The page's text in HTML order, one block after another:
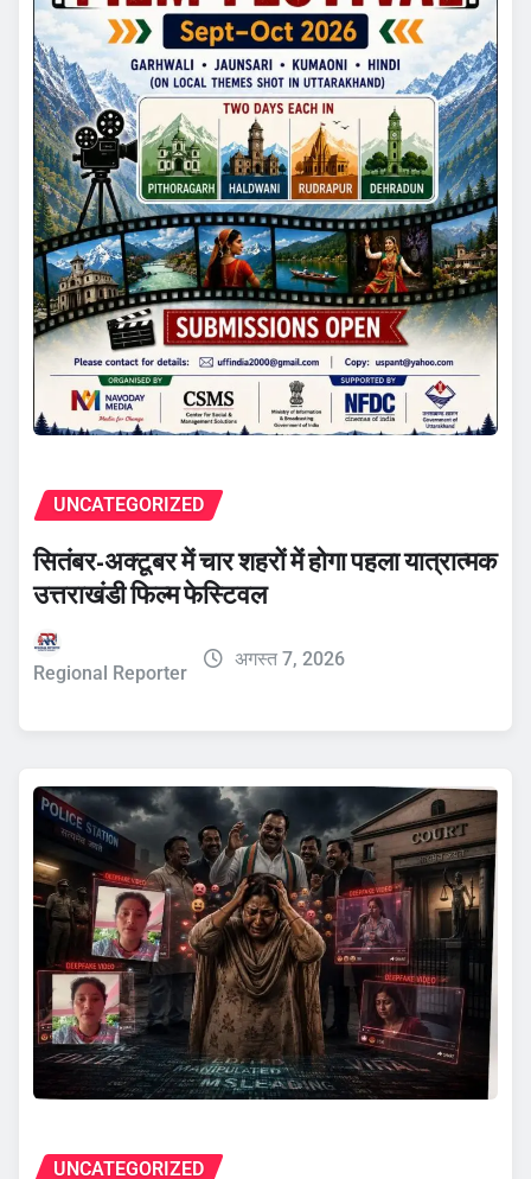
UNCATEGORIZED
सितंबर-अक्टूबर में चार शहरों में होगा पहला यात्रात्मक
उत्तराखंडी फिल्म फेस्टिवल
Regional Reporter
अगस्त 7, 2026
UNCATEGORIZED